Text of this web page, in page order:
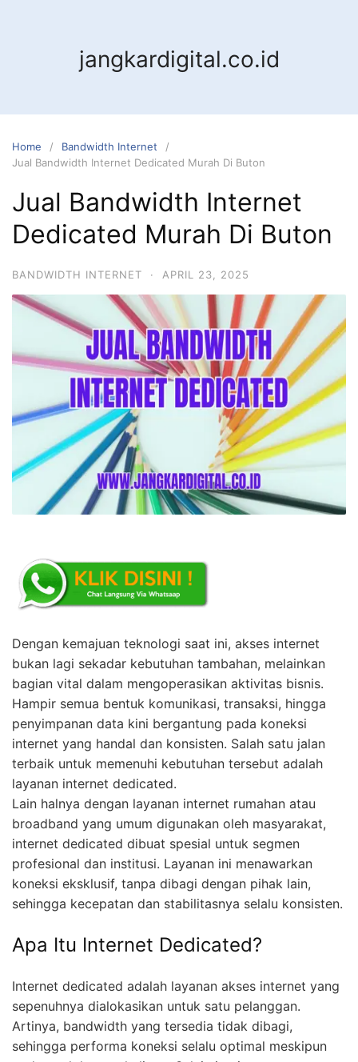
jangkardigital.co.id
Home
Bandwidth Internet
Jual Bandwidth Internet Dedicated Murah Di Buton
Jual Bandwidth Internet
Dedicated Murah Di Buton
BANDWIDTH INTERNET · APRIL 23, 2025
Dengan kemajuan teknologi saat ini, akses internet
bukan lagi sekadar kebutuhan tambahan, melainkan
bagian vital dalam mengoperasikan aktivitas bisnis.
Hampir semua bentuk komunikasi, transaksi, hingga
penyimpanan data kini bergantung pada koneksi
internet yang handal dan konsisten. Salah satu jalan
terbaik untuk memenuhi kebutuhan tersebut adalah
layanan internet dedicated.
Lain halnya dengan layanan internet rumahan atau
broadband yang umum digunakan oleh masyarakat,
internet dedicated dibuat spesial untuk segmen
profesional dan institusi. Layanan ini menawarkan
koneksi eksklusif, tanpa dibagi dengan pihak lain,
sehingga kecepatan dan stabilitasnya selalu konsisten.
Apa Itu Internet Dedicated?
Internet dedicated adalah layanan akses internet yang
sepenuhnya dialokasikan untuk satu pelanggan.
Artinya, bandwidth yang tersedia tidak dibagi,
sehingga performa koneksi selalu optimal meskipun